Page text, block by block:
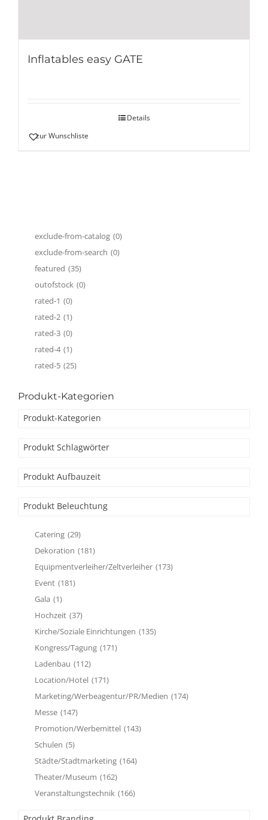
Inflatables easy GATE
Details
zur Wunschliste
exclude-from-catalog (0)
exclude-from-search (0)
featured (35)
outofstock (0)
rated-1 (0)
rated-2 (1)
rated-3 (0)
rated-4 (1)
rated-5 (25)
Produkt-Kategorien
Produkt-Kategorien
Produkt Schlagwörter
Produkt Aufbauzeit
Produkt Beleuchtung
Catering (29)
Dekoration (181)
Equipmentverleiher/Zeltverleiher (173)
Event (181)
Gala (1)
Hochzeit (37)
Kirche/Soziale Einrichtungen (135)
Kongress/Tagung (171)
Ladenbau (112)
Location/Hotel (171)
Marketing/Werbeagentur/PR/Medien (174)
Messe (147)
Promotion/Werbemittel (143)
Schulen (5)
Städte/Stadtmarketing (164)
Theater/Museum (162)
Veranstaltungstechnik (166)